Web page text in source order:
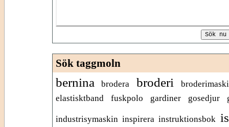
Sök taggmoln
bernina brodera broderi
elastisktband
fuskpolo gardiner gosedjur
industrisymaskin inspirera instruktionsbok